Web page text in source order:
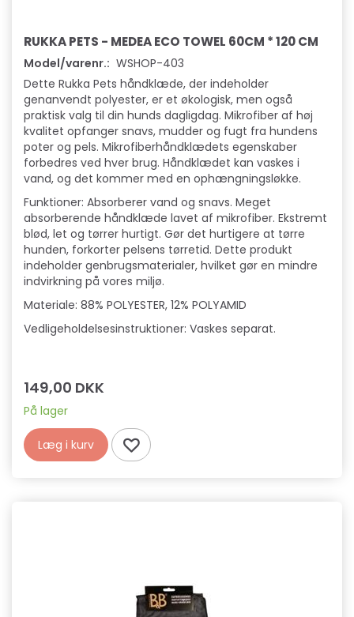
RUKKA PETS - MEDEA ECO TOWEL 60CM * 120 CM
Model/varenr.: WSHOP-403
Dette Rukka Pets håndklæde, der indeholder
genanvendt polyester, er et økologisk, men også
praktisk valg til din hunds dagligdag. Mikrofiber af høj
kvalitet opfanger snavs, mudder og fugt fra hundens
poter og pels. Mikrofiberhåndklædets egenskaber
forbedres ved hver brug. Håndklædet kan vaskes i
vand, og det kommer med en ophængningsløkke.
Funktioner: Absorberer vand og snavs. Meget
absorberende håndklæde lavet af mikrofiber. Ekstremt
blød, let og tørrer hurtigt. Gør det hurtigere at tørre
hunden, forkorter pelsens tørretid. Dette produkt
indeholder genbrugsmaterialer, hvilket gør en mindre
indvirkning på vores miljø.
Materiale: 88% POLYESTER, 12% POLYAMID
Vedligeholdelsesinstruktioner: Vaskes separat.
149,00 DKK
På lager
Læg i kurv